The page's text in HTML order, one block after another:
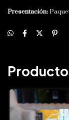
Presentación: